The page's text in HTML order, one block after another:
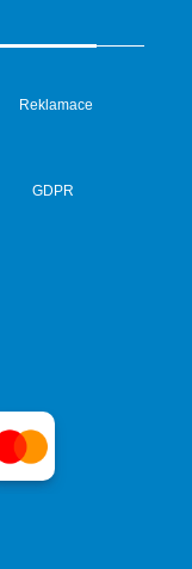
Reklamace
GDPR